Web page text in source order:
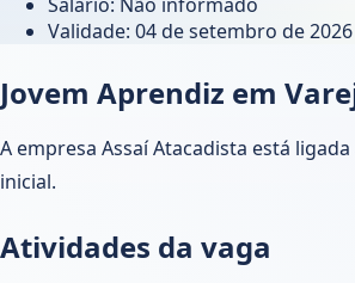
Validade: 04 de setembro de 2026
Jovem Aprendiz em
A empresa Assaí Atacadista está
inicial.
Atividades da vaga